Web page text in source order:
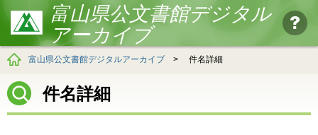
富山県公文書館デジタル
アーカイブ
富山県公文書館デジタルアーカイブ > 件名詳細
件名詳細